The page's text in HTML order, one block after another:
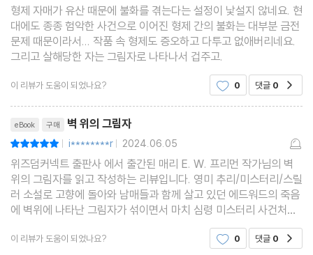
형제 자매가 유산 때문에 불화를 겪는다는 설정이 낯설지 않네요. 현
대에도 종종 험악한 사건으로 이어진 형제 간의 불화는 대부분 금전
문제 때문이라서... 작품 속 형제도 증오하고 다투고 없애버리네요.
그리고 살해당한 자는 그림자로 나타나서 겁주고.
이 리뷰가 도움이 되었나요? 0 댓글 0
eBook 구매 벽 위의 그림자
| i********r | 2024.06.05
위즈덤커넥트 출판사 에서 출간된 매리 E. W. 프리먼 작가님의 벽
위의 그림자를 읽고 작성하는 리뷰입니다. 영미 추리/미스터리/스릴
러 소설로 고향에 돌아와 남매들과 함께 살고 있던 에드워드의 죽음
에 벽위에 나타난 그림자가 섞이면서 마치 심령 미스터리 사건처럼
이 리뷰가 도움이 되었나요? 0 댓글 0